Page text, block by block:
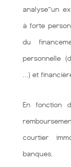
analyse~un
à forte
du
personnelle
…) et
En fonction
courtier
banques.